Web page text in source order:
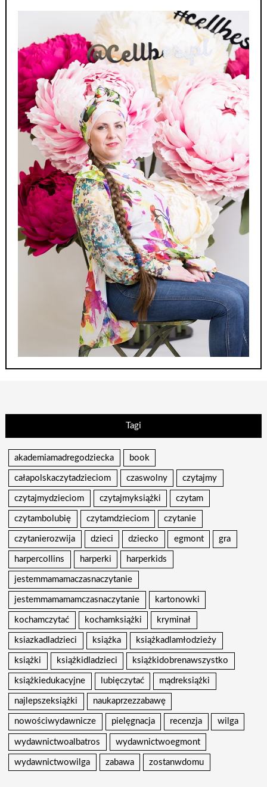
Tagi
akademiamadregodziecka book
całapolskaczytadzieciom czaswolny czytajmy
czytajmydzieciom czytajmyksiążki czytam
czytambolubię czytamdzieciom czytanie
czytanierozwija dzieci dziecko egmont gra
harpercollins harperki harperkids
jestemmamamaczasnaczytanie
jestemmamamamczasnaczytanie kartonowki
kochamczytać kochamksiążki kryminał
ksiazkadladzieci książka książkadlamłodzieży
książki książkidladzieci książkidobrenawszystko
książkiedukacyjne lubięczytać mądreksiążki
najlepszeksiążki naukaprzezzabawę
nowościwydawnicze pielęgnacja recenzja wilga
wydawnictwoalbatros wydawnictwoegmont
wydawnictwowilga zabawa zostanwdomu